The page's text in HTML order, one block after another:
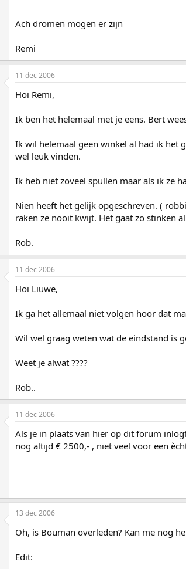
Ach dromen mogen er zijn
Remi
11 dec 2006
Hoi Remi,
Ik ben het helemaal met je eens. Bert
Ik wil helemaal geen winkel al had ik het
wel leuk vinden.
Ik heb niet zoveel spullen maar als ik ze
Nien heeft het gelijk opgeschreven. (
raken ze nooit kwijt. Het gaat zo stinken
Rob.
11 dec 2006
Hoi Liuwe,
Ik ga het allemaal niet volgen hoor dat
Wil wel graag weten wat de eindstand is
Weet je alwat ????
Rob..
11 dec 2006
Als je in plaats van hier op dit forum
nog altijd € 2500,- , niet veel voor een
13 dec 2006
Oh, is Bouman overleden? Kan me nog
Edit: